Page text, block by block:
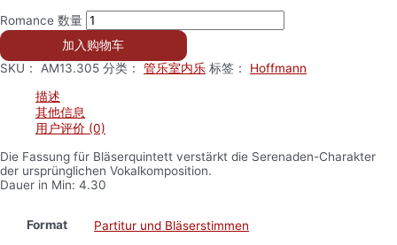
Romance 数量
加入购物车
SKU： AM13.305 分类： 管乐室内乐 标签： Hoffmann
描述
其他信息
用户评价 (0)
Die Fassung für Bläserquintett verstärkt die Serenaden-Charakter
der ursprünglichen Vokalkomposition.
Dauer in Min: 4.30
Format Partitur und Bläserstimmen